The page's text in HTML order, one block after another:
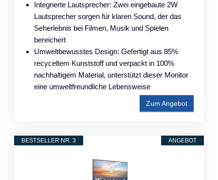
Integrierte Lautsprecher: Zwei eingebaute 2W
Lautsprecher sorgen für klaren Sound, der das
Seherlebnis bei Filmen, Musik und Spielen
bereichert
Umweltbewusstes Design: Gefertigt aus 85%
recyceltem Kunststoff und verpackt in 100%
nachhaltigem Material, unterstützt dieser Monitor
eine umweltfreundliche Lebensweise
Zum Angebot
ANGEBOT
BESTSELLER NR. 3